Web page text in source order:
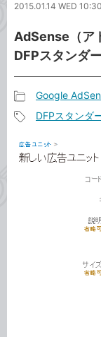
ッ
2015.01.14 WED 10:30
AdSense（ア
DFPスタンダ
事
カ
テ
Google
事
タ
DFPスタンダ